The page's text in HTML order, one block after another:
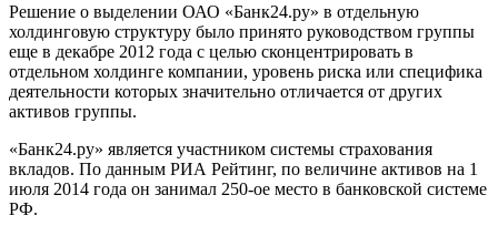
Решение о выделении ОАО «Банк24.ру» в отдельную
холдинговую структуру было принято руководством группы
еще в декабре 2012 года с целью сконцентрировать в
отдельном холдинге компании, уровень риска или специфика
деятельности которых значительно отличается от других
активов группы.
«Банк24.ру» является участником системы страхования
вкладов. По данным РИА Рейтинг, по величине активов на 1
июля 2014 года он занимал 250-ое место в банковской системе
РФ.